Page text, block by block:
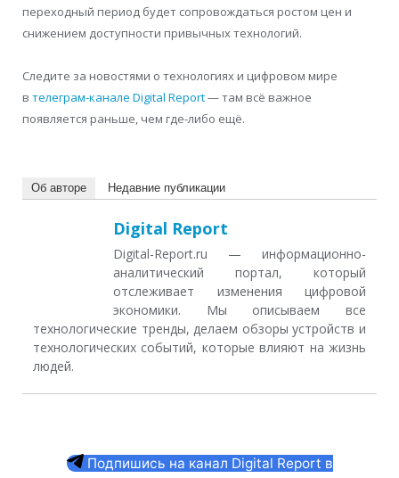
переходный период будет сопровождаться ростом цен и
снижением доступности привычных технологий.
Следите за новостями о технологиях и цифровом мире
в телеграм-канале Digital Report— там всё важное
появляется раньше, чем где-либо ещё.
Об авторе Недавние публикации
Digital Report
Digital-Report.ru — информационно-
аналитический портал, который
отслеживает изменения цифровой
экономики. Мы описываем все
технологические тренды, делаем обзоры устройств и
технологических событий, которые влияют на жизнь
людей.
Подпишись на канал Digital Report в